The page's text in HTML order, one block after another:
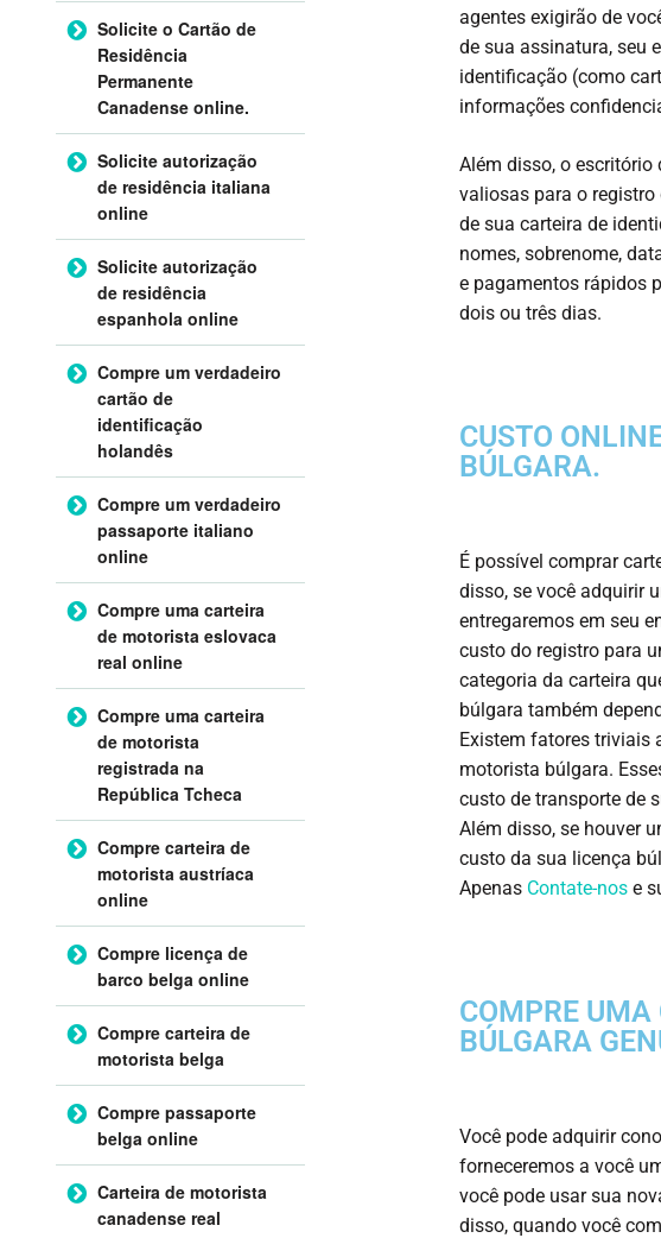
agentes exigirão de
de sua assinatura, seu
identificação (como
informações
Além disso, o
valiosas para o
de sua carteira de
nomes, sobrenome,
e pagamentos rápidos
dois ou três dias.
CUSTO
BÚLGARA.
É possível comprar
disso, se você adquirir
entregaremos em seu
custo do registro para
categoria da carteira
búlgara também
Existem fatores triviais
motorista búlgara.
custo de transporte de
Além disso, se houver
custo da sua licença
Apenas Contate-nos e
COMPRE UMA
BÚLGARA
Você pode adquirir
forneceremos a você
você pode usar sua
disso, quando você
Solicite o Cartão de
Residência
Permanente
Canadense online.
Solicite autorização
de residência italiana
online
Solicite autorização
de residência
espanhola online
Compre um verdadeiro
cartão de
identificação
holandês
Compre um verdadeiro
passaporte italiano
online
Compre uma carteira
de motorista eslovaca
real online
Compre uma carteira
de motorista
registrada na
República Tcheca
Compre carteira de
motorista austríaca
online
Compre licença de
barco belga online
Compre carteira de
motorista belga
Compre passaporte
belga online
Carteira de motorista
canadense real